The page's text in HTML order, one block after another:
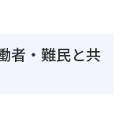
者・難民と共